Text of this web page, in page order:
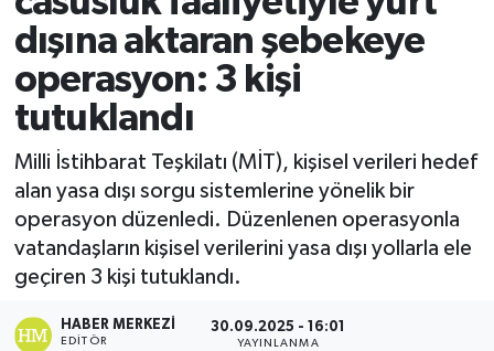
dışına aktaran şebekeye
operasyon: 3 kişi
tutuklandı
Milli İstihbarat Teşkilatı (MİT), kişisel verileri hedef
alan yasa dışı sorgu sistemlerine yönelik bir
operasyon düzenledi. Düzenlenen operasyonla
vatandaşların kişisel verilerini yasa dışı yollarla ele
geçiren 3 kişi tutuklandı.
HABER MERKEZI
EDITÖR
30.09.2025 - 16:01
YAYINLANMA
Ekonomi
Sağlık
Tokat Haber